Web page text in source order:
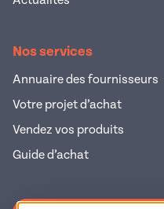
Nos services
Annuaire des fournisseurs
Votre projet d’achat
Vendez vos produits
Guide d’achat